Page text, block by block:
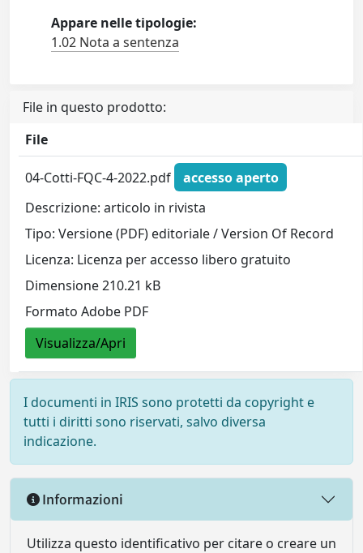
Appare nelle tipologie:
1.02 Nota a sentenza
File in questo prodotto:
File
04-Cotti-FQC-4-2022.pdf
accesso aperto
Descrizione: articolo in rivista
Tipo: Versione (PDF) editoriale / Version Of Record
Licenza: Licenza per accesso libero gratuito
Dimensione 210.21 kB
Formato Adobe PDF
Visualizza/Apri
I documenti in IRIS sono protetti da copyright e
tutti i diritti sono riservati, salvo diversa
indicazione.
Informazioni
Utilizza questo identificativo per citare o creare un